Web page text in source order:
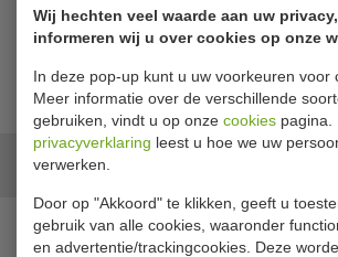
Wij hechten veel waarde aan uw
informeren wij u over cookies op onze
In deze pop-up kunt u uw voorkeuren voor
Meer informatie over de verschillende
gebruiken, vindt u op onze cookies pagina.
privacyverklaring leest u hoe we uw
verwerken.
Door op "Akkoord" te klikken, geeft u
gebruik van alle cookies, waaronder
en advertentie/trackingcookies. Deze
Mercatus